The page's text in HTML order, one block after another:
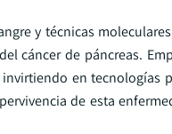
y técnicas
cáncer de páncreas.
en tecnologías
de esta